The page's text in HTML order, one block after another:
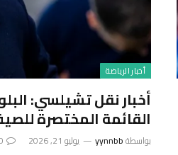
أخبار الرياضة
أخبار نقل تشيلسي:
القائمة المختصرة
بواسطةyynnbb يوليو 21, 2026